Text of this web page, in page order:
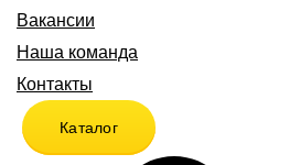
Вакансии
Наша команда
Контакты
Каталог